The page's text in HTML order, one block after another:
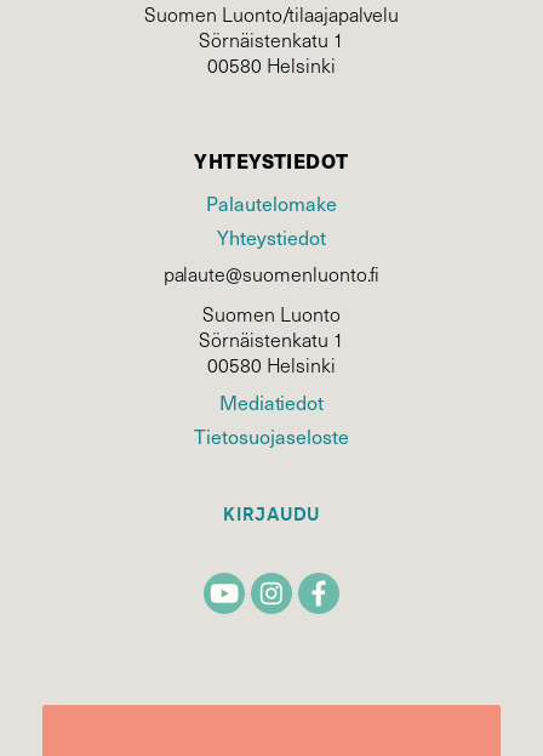
Suomen Luonto/tilaajapalvelu
Sörnäistenkatu 1
00580 Helsinki
YHTEYSTIEDOT
Palautelomake
Yhteystiedot
palaute@suomenluonto.fi
Suomen Luonto
Sörnäistenkatu 1
00580 Helsinki
Mediatiedot
Tietosuojaseloste
KIRJAUDU